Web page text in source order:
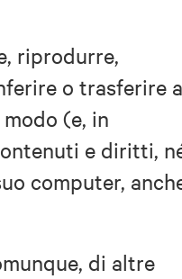
riprodurre,
o trasferire a
(e, in
e diritti,
computer,
di altre